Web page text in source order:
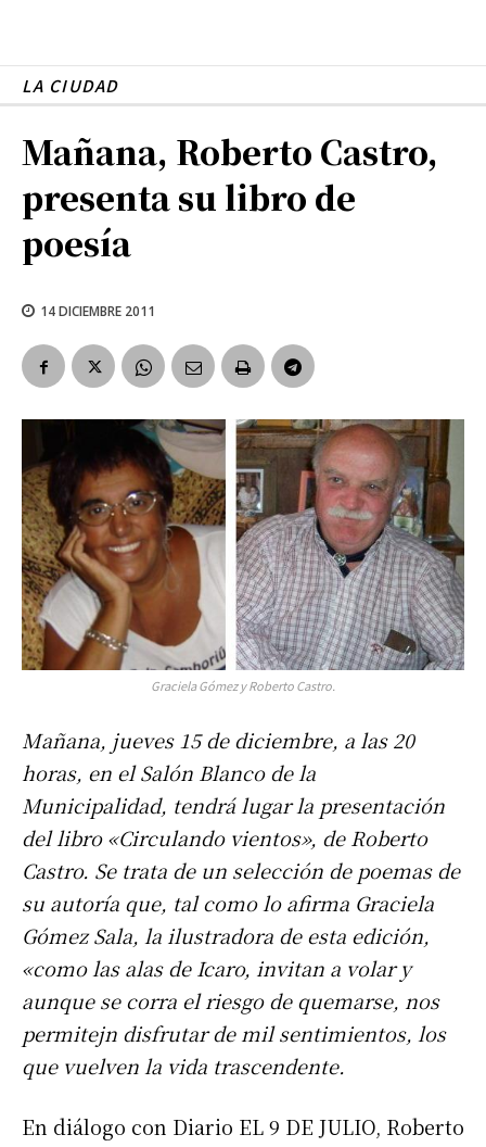
LA CIUDAD
Mañana, Roberto Castro,
presenta su libro de
poesía
14 DICIEMBRE 2011
Graciela Gómez y Roberto Castro.
Mañana, jueves 15 de diciembre, a las 20
horas, en el Salón Blanco de la
Municipalidad, tendrá lugar la presentación
del libro «Circulando vientos», de Roberto
Castro. Se trata de un selección de poemas de
su autoría que, tal como lo afirma Graciela
Gómez Sala, la ilustradora de esta edición,
«como las alas de Icaro, invitan a volar y
aunque se corra el riesgo de quemarse, nos
permitejn disfrutar de mil sentimientos, los
que vuelven la vida trascendente.
En diálogo con Diario EL 9 DE JULIO, Roberto